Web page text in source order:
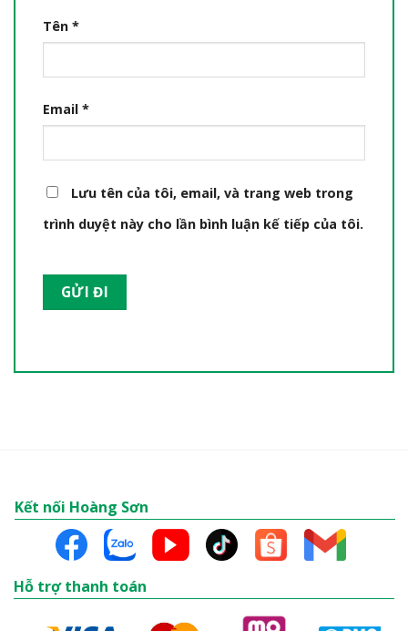
Tên *
Email *
Lưu tên của tôi, email, và trang web trong
trình duyệt này cho lần bình luận kế tiếp của tôi.
Kết nối Hoàng Sơn
Hỗ trợ thanh toán